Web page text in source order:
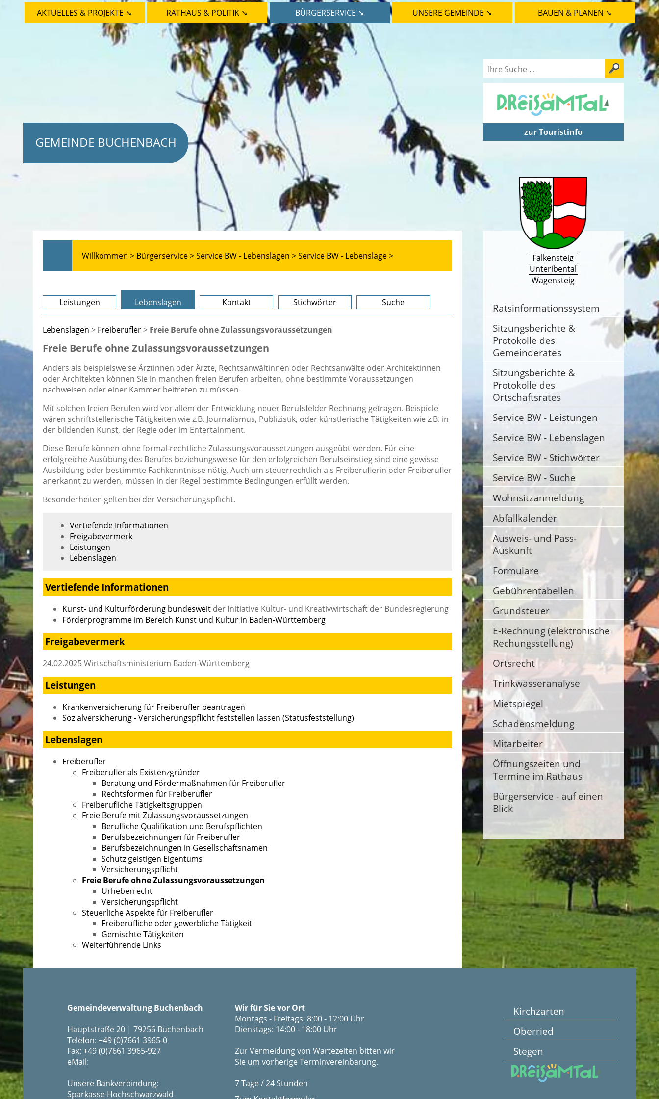
GEMEINDE BUCHENBACH
AKTUELLES & PROJEKTE ➘ RATHAUS & POLITIK ➘ BÜRGERSERVICE ➘ UNSERE GEMEINDE ➘ BAUEN & PLANEN ➘
zur Touristinfo
Willkommen > Bürgerservice >Service BW - Lebenslagen >Service BW - Lebenslage >
Leistungen Lebenslagen Kontakt Stichwörter Suche
Lebenslagen > Freiberufler> Freie Berufe ohne Zulassungsvoraussetzungen
Freie Berufe ohne Zulassungsvoraussetzungen
Anders als beispielsweise Ärztinnen oder Ärzte, Rechtsanwältinnen oder Rechtsanwälte oder Architektinnen
oder Architekten können Sie in manchen freien Berufen arbeiten, ohne bestimmte Voraussetzungen
nachweisen oder einer Kammer beitreten zu müssen.
Mit solchen freien Berufen wird vor allem der Entwicklung neuer Berufsfelder Rechnung getragen. Beispiele
wären schriftstellerische Tätigkeiten wie z.B. Journalismus, Publizistik, oder künstlerische Tätigkeiten wie z.B. in
der bildenden Kunst, der Regie oder im Entertainment.
Diese Berufe können ohne formal-rechtliche Zulassungsvoraussetzungen ausgeübt werden. Für eine
erfolgreiche Ausübung des Berufes beziehungsweise für den erfolgreichen Berufseinstieg sind eine gewisse
Ausbildung oder bestimmte Fachkenntnisse nötig. Auch um steuerrechtlich als Freiberuflerin oder Freiberufler
anerkannt zu werden, müssen in der Regel bestimmte Bedingungen erfüllt werden.
Besonderheiten gelten bei der Versicherungspflicht.
Vertiefende Informationen
Freigabevermerk
Leistungen
Lebenslagen
Vertiefende Informationen
Kunst- und Kulturförderung bundesweit der Initiative Kultur- und Kreativwirtschaft der Bundesregierung
Förderprogramme im Bereich Kunst und Kultur in Baden-Württemberg
Freigabevermerk
24.02.2025 Wirtschaftsministerium Baden-Württemberg
Leistungen
Krankenversicherung für Freiberufler beantragen
Sozialversicherung - Versicherungspflicht feststellen lassen (Statusfeststellung)
Lebenslagen
Freiberufler
Freiberufler als Existenzgründer
Beratung und Fördermaßnahmen für Freiberufler
Rechtsformen für Freiberufler
Freiberufliche Tätigkeitsgruppen
Freie Berufe mit Zulassungsvoraussetzungen
Berufliche Qualifikation und Berufspflichten
Berufsbezeichnungen für Freiberufler
Berufsbezeichnungen in Gesellschaftsnamen
Schutz geistigen Eigentums
Versicherungspflicht
Freie Berufe ohne Zulassungsvoraussetzungen
Urheberrecht
Versicherungspflicht
Steuerliche Aspekte für Freiberufler
Freiberufliche oder gewerbliche Tätigkeit
Gemischte Tätigkeiten
Weiterführende Links
Falkensteig
Unteribental
Wagensteig
Ratsinformationssystem
Sitzungsberichte &
Protokolle des
Gemeinderates
Sitzungsberichte &
Protokolle des
Ortschaftsrates
Service BW - Leistungen
Service BW - Lebenslagen
Service BW - Stichwörter
Service BW - Suche
Wohnsitzanmeldung
Abfallkalender
Ausweis- und Pass-
Auskunft
Formulare
Gebührentabellen
Grundsteuer
E-Rechnung (elektronische
Rechungsstellung)
Ortsrecht
Trinkwasseranalyse
Mietspiegel
Schadensmeldung
Mitarbeiter
Öffnungszeiten und
Termine im Rathaus
Bürgerservice - auf einen
Blick
Gemeindeverwaltung Buchenbach
Hauptstraße 20 | 79256 Buchenbach
Telefon: +49 (0)7661 3965-0
Fax: +49 (0)7661 3965-927
eMail:
Unsere Bankverbindung:
Sparkasse Hochschwarzwald
Wir für Sie vor Ort
Montags - Freitags: 8:00 - 12:00 Uhr
Dienstags: 14:00 - 18:00 Uhr
Zur Vermeidung von Wartezeiten bitten wir
Sie um vorherige Terminvereinbarung.
7 Tage / 24 Stunden
Kirchzarten
Oberried
Stegen